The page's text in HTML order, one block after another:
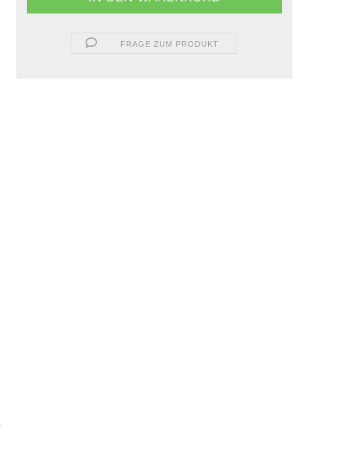
FRAGE ZUM PRODUKT